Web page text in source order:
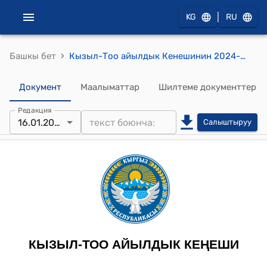
KG RU
Башкы бет › Кызыл-Тоо айылдык Кенешинин 2024-жылдын 16-январы № 23 "Кызыл-Тоо айыл аймагындагы айыл тургундарын турак жай менен камсыздоо үчүн түзүлгөн программаны бекитүү жөнүндө" токтому
Документ Маалыматтар Шилтеме документтер
Редакция
16.01.2024 Салыштыруу